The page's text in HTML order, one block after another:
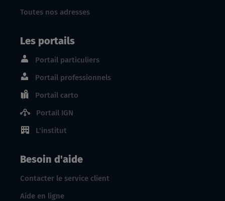
Toutes nos adresses
Les portails
Portail particuliers
Portail professionnels
Portail carto
Portail IGN
L'institut
Besoin d'aide
Contacter le service client
Aide en ligne